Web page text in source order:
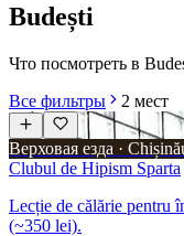
Budești
Что посмотреть в
Все фильтры
2 мест
Верховая езда ·
Clubul de Hipism Sparta
Lecție de călărie pentru
(~350 lei).